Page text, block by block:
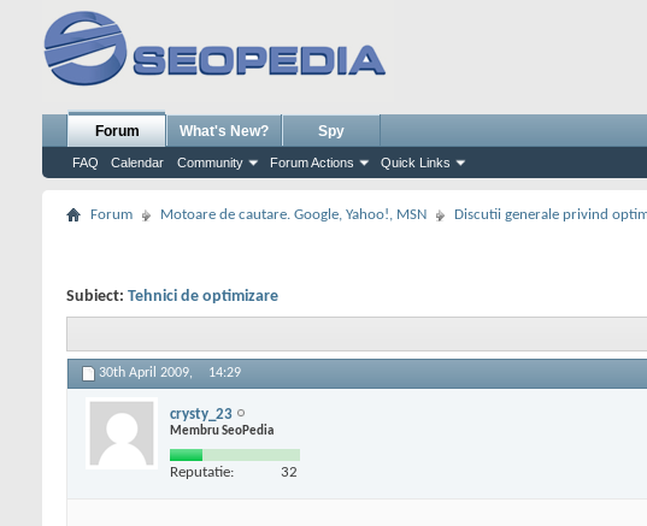
Forum
FAQ Calendar Community Forum Actions Quick Links
What's New? Spy
Forum Motoare de cautare. Google, Yahoo!, MSN Discutii generale privind
Subiect: Tehnici de optimizare
30th April 2009, 14:29
crysty_23
Membru SeoPedia
Reputatie: 32